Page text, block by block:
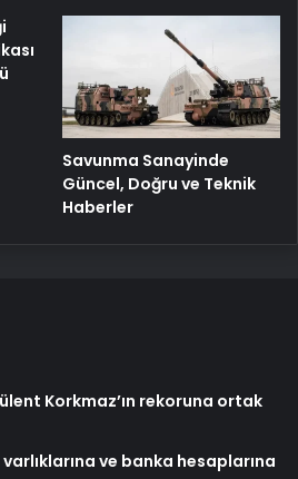
Savunma Sanayinde
Güncel, Doğru ve Teknik
Haberler
Korkmaz’ın rekoruna ortak
varlıklarına ve banka hesaplarına